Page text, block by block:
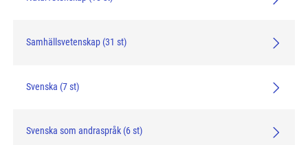
Samhällsvetenskap (31 st)
Svenska (7 st)
Svenska som andraspråk (6 st)